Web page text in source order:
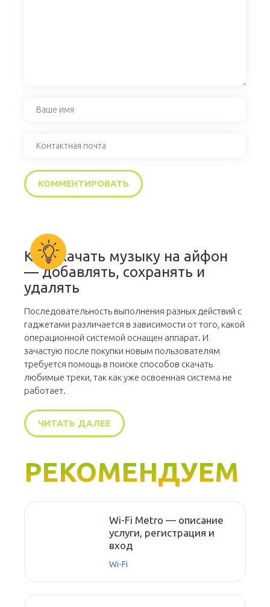
Как скачать музыку на айфон
— добавлять, сохранять и
удалять
Последовательность выполнения разных действий с
гаджетами различается в зависимости от того, какой
операционной системой оснащен аппарат. И
зачастую после покупки новым пользователям
требуется помощь в поиске способов скачать
любимые треки, так как уже освоенная система не
работает.
ЧИТАТЬ ДАЛЕЕ
РЕКОМЕНДУЕМ
Wi-Fi Metro — описание
услуги, регистрация и
вход
Wi-Fi